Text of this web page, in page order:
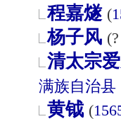
程嘉燧 (
杨子风
清太宗
满族自治县
黄钺 (